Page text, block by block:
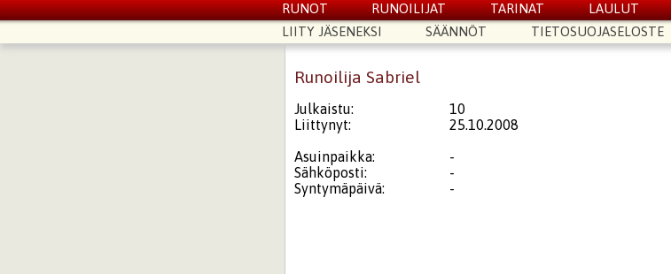
RUNOT RUNOILIJAT TARINAT LAULUT
LIITY JÄSENEKSI
SÄÄNNÖT TIETOSUOJASELOSTE
Runoilija Sabriel
Julkaistu:
10
Liittynyt:
25.10.2008
Asuinpaikka:
-
Sähköposti:
-
Syntymäpäivä:
-